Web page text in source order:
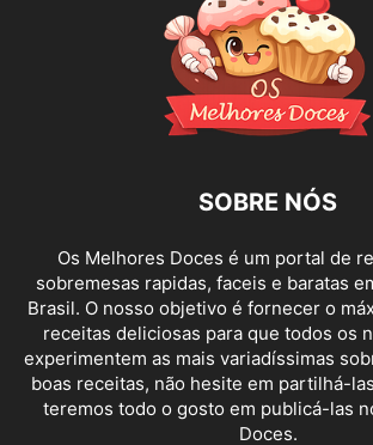
SOBRE NÓS
Os Melhores Doces é um portal de
sobremesas rapidas, faceis e baratas
Brasil. O nosso objetivo é fornecer o
receitas deliciosas para que todos os
experimentem as mais variadíssimas
boas receitas, não hesite em partilhá-
teremos todo o gosto em publicá-las
Doces.